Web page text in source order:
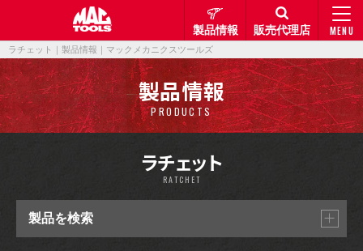
MENU
製品情報 販売代理店
ラチェット｜製品情報｜マックメカニクスツールズ
製品情報
PRODUCTS
ラチェット
RATCHET
製品を検索